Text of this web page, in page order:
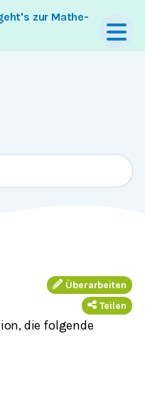
zur Mathe-
Überarbeiten
Teilen
die folgende